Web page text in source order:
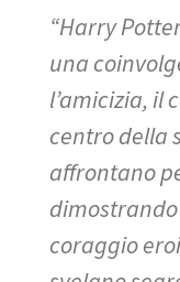
“Harry
una
l’amicizia, il
centro della
affrontano
dimostrando
coraggio